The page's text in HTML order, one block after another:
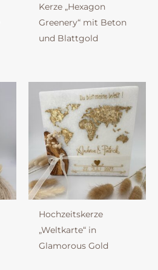
Kerze „Hexagon
Greenery“ mit Beton
und Blattgold
Hochzeitskerze
„Weltkarte“ in
Glamorous Gold